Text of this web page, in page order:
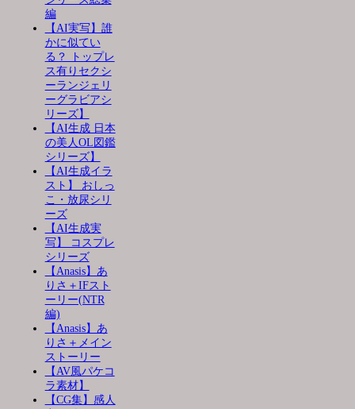
編
【AI実写】誰
かに似てい
る？ トップレ
ス有りセクシ
ーランジェリ
ーグラビアシ
リーズ】
【AI生成 日本
の美人OL図鑑
シリーズ】
【AI生成イラ
スト】 おしっ
こ・放尿シリ
ーズ
【AI生成実
写】 コスプレ
シリーズ
【Anasis】あ
りさ＋IFスト
ーリー(NTR
編)
【Anasis】あ
りさ＋メイン
ストーリー
【AV風パケコ
ラ素材】
【CG集】感人